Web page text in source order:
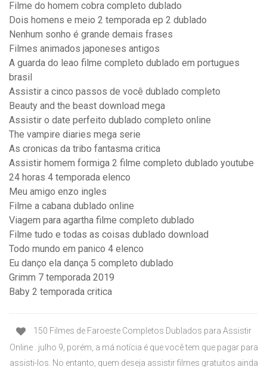
Filme do homem cobra completo dublado
Dois homens e meio 2 temporada ep 2 dublado
Nenhum sonho é grande demais frases
Filmes animados japoneses antigos
A guarda do leao filme completo dublado em portugues
brasil
Assistir a cinco passos de você dublado completo
Beauty and the beast download mega
Assistir o date perfeito dublado completo online
The vampire diaries mega serie
As cronicas da tribo fantasma critica
Assistir homem formiga 2 filme completo dublado youtube
24 horas 4 temporada elenco
Meu amigo enzo ingles
Filme a cabana dublado online
Viagem para agartha filme completo dublado
Filme tudo e todas as coisas dublado download
Todo mundo em panico 4 elenco
Eu danço ela dança 5 completo dublado
Grimm 7 temporada 2019
Baby 2 temporada critica
150 Filmes de Faroeste Completos Dublados para Assistir
Online . julho 9, porém, a má notícia é que você tem que pagar para
assisti-los. No entanto, quem deseja assistir filmes gratuitos ainda